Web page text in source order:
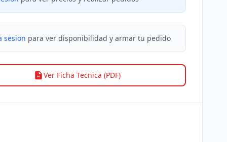
sesion para ver disponibilidad y armar tu pedido
Ver Ficha Tecnica (PDF)